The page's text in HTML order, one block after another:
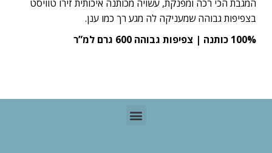
המגבת הכי רכה ומפנקת, עשויה מכותנה איכותית זירו טוויסט
בצפיפות גבוהה שמעניקה לה מגע רך כמו ענן.
100% כותנה | צפיפות גבוהה 600 גרם למ”ר